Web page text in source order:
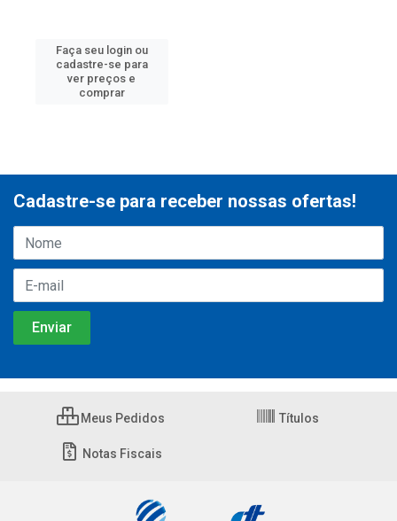
Faça seu login ou
cadastre-se para
ver preços e
comprar
Cadastre-se para receber nossas ofertas!
Meus Pedidos Títulos
Notas Fiscais